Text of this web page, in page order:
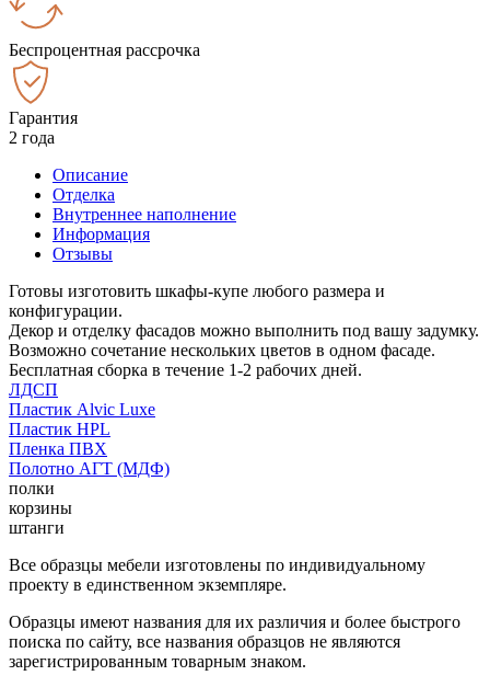
Беспроцентная рассрочка
Гарантия
2 года
Описание
Отделка
Внутреннее наполнение
Информация
Отзывы
Готовы изготовить шкафы-купе любого размера и
конфигурации.
Декор и отделку фасадов можно выполнить под вашу задумку.
Возможно сочетание нескольких цветов в одном фасаде.
Бесплатная сборка в течение 1-2 рабочих дней.
ЛДСП
Пластик Alvic Luxe
Пластик HPL
Пленка ПВХ
Полотно АГТ (МДФ)
полки
корзины
штанги
Все образцы мебели изготовлены по индивидуальному
проекту в единственном экземпляре.
Образцы имеют названия для их различия и более быстрого
поиска по сайту, все названия образцов не являются
зарегистрированным товарным знаком.